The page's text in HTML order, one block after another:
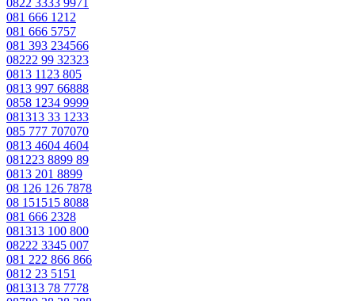
081 666 1212
081 666 5757
081 393 234566
08222 99 32323
0813 1123 805
0813 997 66888
0858 1234 9999
081313 33 1233
085 777 707070
0813 4604 4604
081223 8899 89
0813 201 8899
08 126 126 7878
08 151515 8088
081 666 2328
081313 100 800
08222 3345 007
081 222 866 866
0812 23 5151
081313 78 7778